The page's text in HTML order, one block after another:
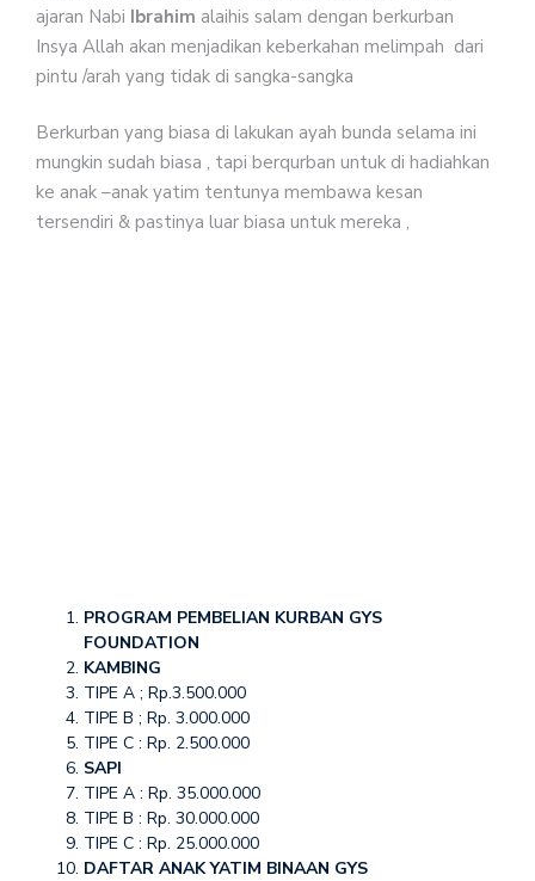
ajaran Nabi Ibrahim alaihis salam dengan berkurban
Insya Allah akan menjadikan keberkahan melimpah dari
pintu /arah yang tidak di sangka-sangka
Berkurban yang biasa di lakukan ayah bunda selama ini
mungkin sudah biasa , tapi berqurban untuk di hadiahkan
ke anak –anak yatim tentunya membawa kesan
tersendiri & pastinya luar biasa untuk mereka ,
PROGRAM PEMBELIAN KURBAN GYS
FOUNDATION
KAMBING
TIPE A ; Rp.3.500.000
TIPE B ; Rp. 3.000.000
TIPE C : Rp. 2.500.000
SAPI
TIPE A : Rp. 35.000.000
TIPE B : Rp. 30.000.000
TIPE C : Rp. 25.000.000
DAFTAR ANAK YATIM BINAAN GYS